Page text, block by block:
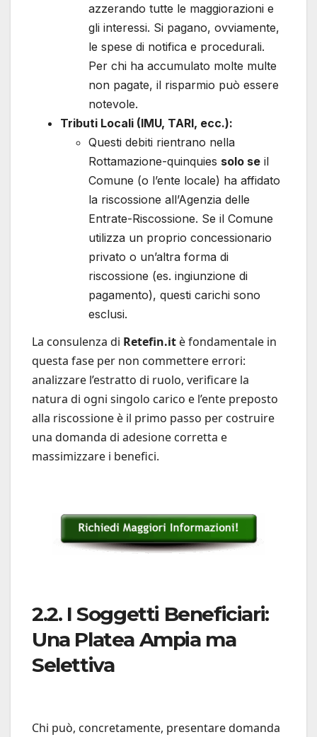
azzerando tutte le maggiorazioni e
gli interessi. Si pagano, ovviamente,
le spese di notifica e procedurali.
Per chi ha accumulato molte multe
non pagate, il risparmio può essere
notevole.
Tributi Locali (IMU, TARI, ecc.):
Questi debiti rientrano nella
Rottamazione-quinquies solo se il
Comune (o l’ente locale) ha affidato
la riscossione all’Agenzia delle
Entrate-Riscossione. Se il Comune
utilizza un proprio concessionario
privato o un’altra forma di
riscossione (es. ingiunzione di
pagamento), questi carichi sono
esclusi.
La consulenza di Retefin.it è fondamentale in
questa fase per non commettere errori:
analizzare l’estratto di ruolo, verificare la
natura di ogni singolo carico e l’ente preposto
alla riscossione è il primo passo per costruire
una domanda di adesione corretta e
massimizzare i benefici.
2.2. I Soggetti Beneficiari:
Una Platea Ampia ma
Selettiva
Chi può, concretamente, presentare domanda